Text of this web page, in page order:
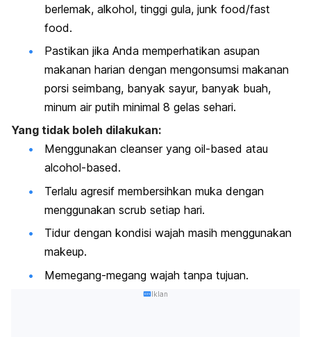
berlemak, alkohol, tinggi gula, junk food/fast
food.
Pastikan jika Anda memperhatikan asupan
makanan harian dengan mengonsumsi makanan
porsi seimbang, banyak sayur, banyak buah,
minum air putih minimal 8 gelas sehari.
Yang tidak boleh dilakukan:
Menggunakan cleanser yang oil-based atau
alcohol-based.
Terlalu agresif membersihkan muka dengan
menggunakan scrub setiap hari.
Tidur dengan kondisi wajah masih menggunakan
makeup.
Memegang-megang wajah tanpa tujuan.
Iklan